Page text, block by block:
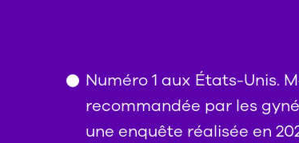
Numéro 1 aux États-Unis.
recommandée par les
une enquête réalisée en